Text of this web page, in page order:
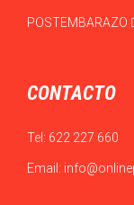
POSTEMBARAZO
CONTACTO
Tel: 622 227 660
Email: